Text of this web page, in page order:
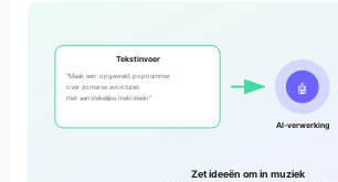
Tekstinvoer
"Maak een opgewekt popnummer
over zomerse avonturen
met aanstekelijke melodieën"
🤖
AI-verwerking
Zet ideeën om in muziek